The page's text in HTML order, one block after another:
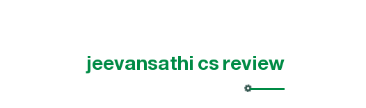
jeevansathi cs review